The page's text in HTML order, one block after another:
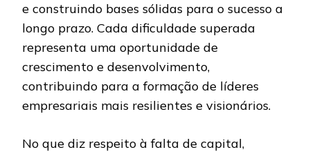
e construindo bases sólidas para o sucesso a
longo prazo. Cada dificuldade superada
representa uma oportunidade de
crescimento e desenvolvimento,
contribuindo para a formação de líderes
empresariais mais resilientes e visionários.
No que diz respeito à falta de capital,